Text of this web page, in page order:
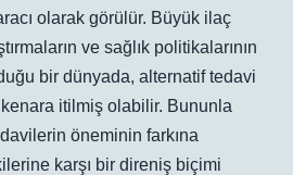
olarak görülür. Büyük ilaç
ve sağlık politikalarının
bir dünyada, alternatif tedavi
itilmiş olabilir. Bununla
öneminin farkına
karşı bir direniş biçimi